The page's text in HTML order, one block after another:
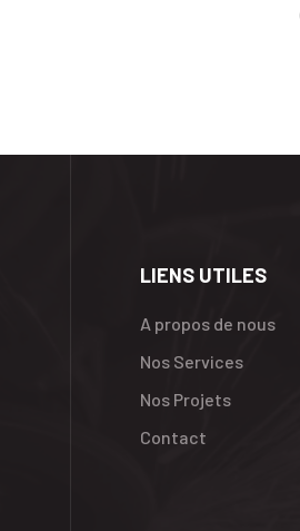
LIENS UTILES
A propos de nous
Nos Services
Nos Projets
Contact